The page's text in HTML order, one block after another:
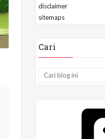
disclaimer
sitemaps
Cari